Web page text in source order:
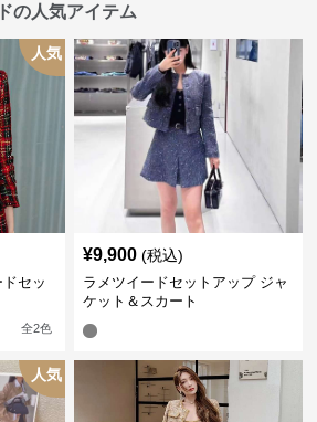
の人気アイテム
人気
セッ
全2色
¥9,900 (税込)
ラメツイードセットアップ ジャ
ケット＆スカート
人気